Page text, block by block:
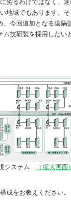
劣るわけではなく、
地域でもあります。
今回追加となる遠隔
技研製を採用したい
システム ［拡大画面］
成をお教えください。